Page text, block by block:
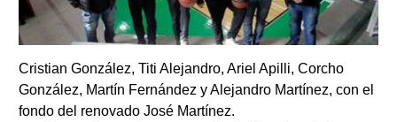
Cristian González, Titi Alejandro, Ariel Apilli, Corcho
González, Martín Fernández y Alejandro Martínez, con el
fondo del renovado José Martínez.